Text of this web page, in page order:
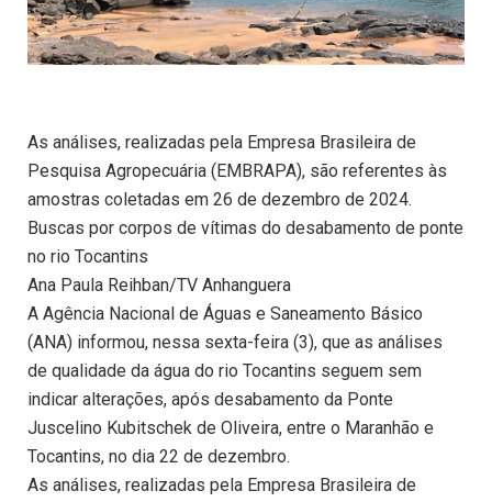
As análises, realizadas pela Empresa Brasileira de
Pesquisa Agropecuária (EMBRAPA), são referentes às
amostras coletadas em 26 de dezembro de 2024.
Buscas por corpos de vítimas do desabamento de ponte
no rio Tocantins
Ana Paula Reihban/TV Anhanguera
A Agência Nacional de Águas e Saneamento Básico
(ANA) informou, nessa sexta-feira (3), que as análises
de qualidade da água do rio Tocantins seguem sem
indicar alterações, após desabamento da Ponte
Juscelino Kubitschek de Oliveira, entre o Maranhão e
Tocantins, no dia 22 de dezembro.
As análises, realizadas pela Empresa Brasileira de